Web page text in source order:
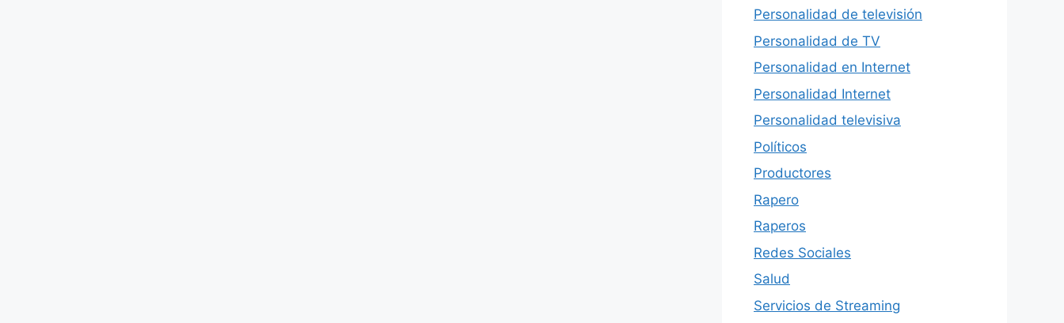
Personalidad de televisión
Personalidad de TV
Personalidad en Internet
Personalidad Internet
Personalidad televisiva
Políticos
Productores
Rapero
Raperos
Redes Sociales
Salud
Servicios de Streaming